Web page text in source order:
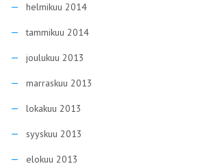
helmikuu 2014
tammikuu 2014
joulukuu 2013
marraskuu 2013
lokakuu 2013
syyskuu 2013
elokuu 2013